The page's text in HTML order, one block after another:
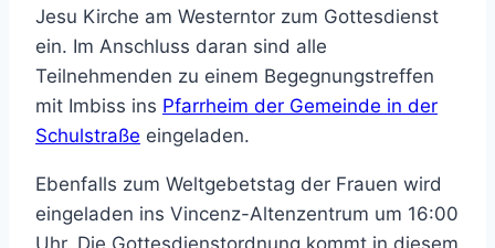
Jesu Kirche am Westerntor zum Gottesdienst
ein. Im Anschluss daran sind alle
Teilnehmenden zu einem Begegnungstreffen
mit Imbiss ins Pfarrheim der Gemeinde in der
Schulstraße eingeladen.
Ebenfalls zum Weltgebetstag der Frauen wird
eingeladen ins Vincenz-Altenzentrum um 16:00